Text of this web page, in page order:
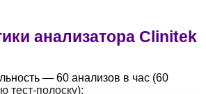
анализатора Clinitek
— 60 анализов в час (60
тест-полоску);